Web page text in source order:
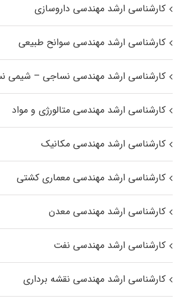
کارشناسی ارشد مهندسی داروسازی
کارشناسی ارشد مهندسی سوانح طبیعی
کارشناسی ارشد مهندسی نساجی – شیمی
کارشناسی ارشد مهندسی متالورژی و مواد
کارشناسی ارشد مهندسی مکانیک
کارشناسی ارشد مهندسی معماری کشتی
کارشناسی ارشد مهندسی معدن
کارشناسی ارشد مهندسی نفت
کارشناسی ارشد مهندسی نقشه برداری